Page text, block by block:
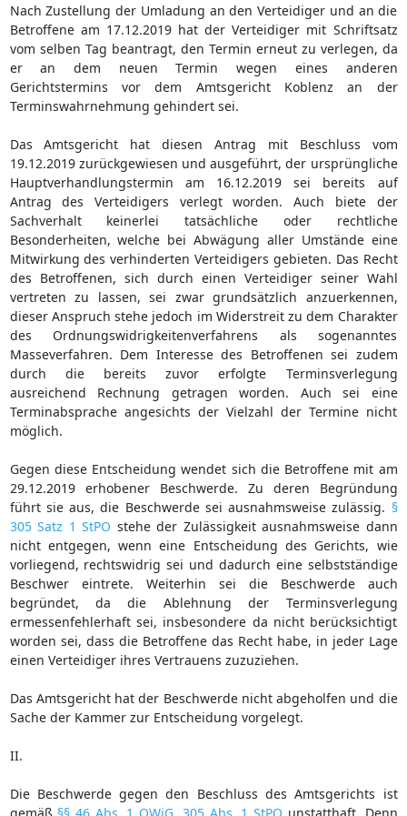
Nach Zustellung der Umladung an den Verteidiger und an die
Betroffene am 17.12.2019 hat der Verteidiger mit Schriftsatz
vom selben Tag beantragt, den Termin erneut zu verlegen, da
er an dem neuen Termin wegen eines anderen
Gerichtstermins vor dem Amtsgericht Koblenz an der
Terminswahrnehmung gehindert sei.
Das Amtsgericht hat diesen Antrag mit Beschluss vom
19.12.2019 zurückgewiesen und ausgeführt, der ursprüngliche
Hauptverhandlungstermin am 16.12.2019 sei bereits auf
Antrag des Verteidigers verlegt worden. Auch biete der
Sachverhalt keinerlei tatsächliche oder rechtliche
Besonderheiten, welche bei Abwägung aller Umstände eine
Mitwirkung des verhinderten Verteidigers gebieten. Das Recht
des Betroffenen, sich durch einen Verteidiger seiner Wahl
vertreten zu lassen, sei zwar grundsätzlich anzuerkennen,
dieser Anspruch stehe jedoch im Widerstreit zu dem Charakter
des Ordnungswidrigkeitenverfahrens als sogenanntes
Masseverfahren. Dem Interesse des Betroffenen sei zudem
durch die bereits zuvor erfolgte Terminsverlegung
ausreichend Rechnung getragen worden. Auch sei eine
Terminabsprache angesichts der Vielzahl der Termine nicht
möglich.
Gegen diese Entscheidung wendet sich die Betroffene mit am
29.12.2019 erhobener Beschwerde. Zu deren Begründung
führt sie aus, die Beschwerde sei ausnahmsweise zulässig. §
305 Satz 1 StPO stehe der Zulässigkeit ausnahmsweise dann
nicht entgegen, wenn eine Entscheidung des Gerichts, wie
vorliegend, rechtswidrig sei und dadurch eine selbstständige
Beschwer eintrete. Weiterhin sei die Beschwerde auch
begründet, da die Ablehnung der Terminsverlegung
ermessenfehlerhaft sei, insbesondere da nicht berücksichtigt
worden sei, dass die Betroffene das Recht habe, in jeder Lage
einen Verteidiger ihres Vertrauens zuzuziehen.
Das Amtsgericht hat der Beschwerde nicht abgeholfen und die
Sache der Kammer zur Entscheidung vorgelegt.
II.
Die Beschwerde gegen den Beschluss des Amtsgerichts ist
gemäß §§ 46 Abs. 1 OWiG 305 Abs. 1 StPO unstatthaft. Denn